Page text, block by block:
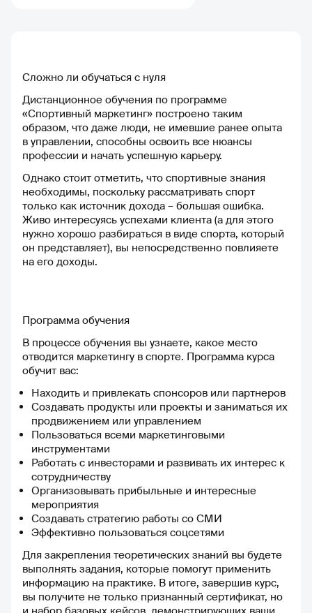
городе. Спасибо за
возможность
профессии. которая
Сложно ли обучаться с нуля
Дистанционное обучения по программе
«Спортивный маркетинг» построено таким
образом, что даже люди, не имевшие ранее опыта
в управлении, способны освоить все нюансы
профессии и начать успешную карьеру.
Однако стоит отметить, что спортивные знания
необходимы, поскольку рассматривать спорт
только как источник дохода – большая ошибка.
Живо интересуясь успехами клиента (а для этого
нужно хорошо разбираться в виде спорта, который
он представляет), вы непосредственно повлияете
на его доходы.
Программа обучения
В процессе обучения вы узнаете, какое место
отводится маркетингу в спорте. Программа курса
обучит вас:
Находить и привлекать спонсоров или партнеров
Создавать продукты или проекты и заниматься их
продвижением или управлением
Пользоваться всеми маркетинговыми
инструментами
Работать с инвесторами и развивать их интерес к
сотрудничеству
Организовывать прибыльные и интересные
мероприятия
Создавать стратегию работы со СМИ
Эффективно пользоваться соцсетями
Для закрепления теоретических знаний вы будете
выполнять задания, которые помогут применить
информацию на практике. В итоге, завершив курс,
вы получите не только признанный сертификат, но